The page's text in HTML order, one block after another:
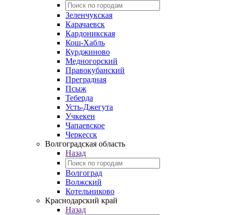
Зеленчукская
Карачаевск
Кардоникская
Кош-Хабль
Курджиново
Медногорский
Правокубанский
Преградная
Псыж
Теберда
Усть-Джегута
Учкекен
Чапаевское
Черкесск
Волгоградская область
Назад
Волгоград
Волжский
Котельниково
Краснодарский край
Назад